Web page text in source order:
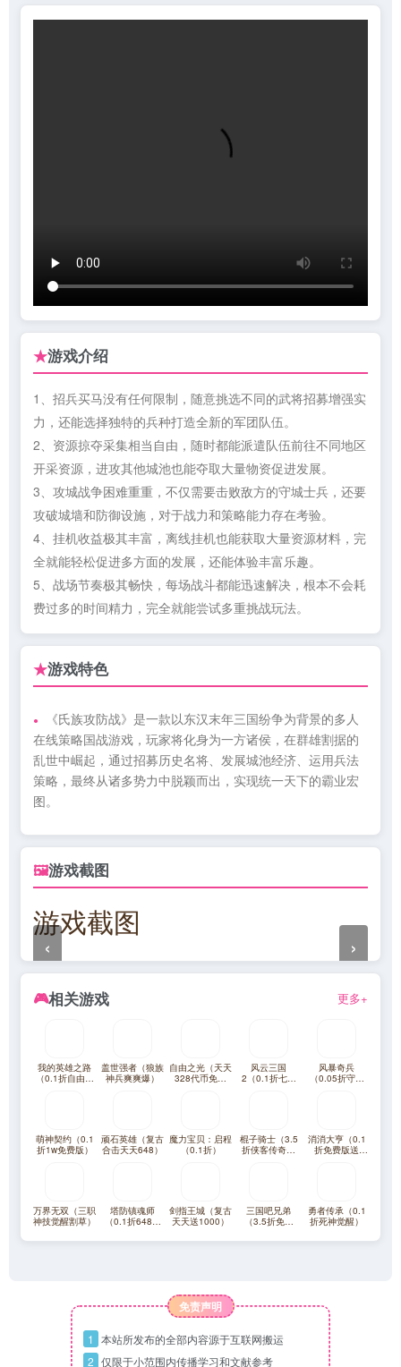
★游戏介绍
1、招兵买马没有任何限制，随意挑选不同的武将招募增强实
力，还能选择独特的兵种打造全新的军团队伍。
2、资源掠夺采集相当自由，随时都能派遣队伍前往不同地区
开采资源，进攻其他城池也能夺取大量物资促进发展。
3、攻城战争困难重重，不仅需要击败敌方的守城士兵，还要
攻破城墙和防御设施，对于战力和策略能力存在考验。
4、挂机收益极其丰富，离线挂机也能获取大量资源材料，完
全就能轻松促进多方面的发展，还能体验丰富乐趣。
5、战场节奏极其畅快，每场战斗都能迅速解决，根本不会耗
费过多的时间精力，完全就能尝试多重挑战玩法。
★游戏特色
《氏族攻防战》是一款以东汉末年三国纷争为背景的多人
在线策略国战游戏，玩家将化身为一方诸侯，在群雄割据的
乱世中崛起，通过招募历史名将、发展城池经济、运用兵法
策略，最终从诸多势力中脱颖而出，实现统一天下的霸业宏
图。
🖼游戏截图
游戏截图
‹ ›
🎮相关游戏 更多+
我的英雄之路
（0.1折自由之
盖世强者（狼族
神兵爽爽爆）
自由之光（天天
328代币免费
风云三国
2（0.1折七圣
风暴奇兵
（0.05折守护
萌神契约（0.1
折1w免费版）
顽石英雄（复古
合击天天648）
魔力宝贝：启程
（0.1折）
棍子骑士（3.5
折侠客传奇）
消消大亨（0.1
折免费版送
万界无双（三职
神技觉醒割草）
塔防镇魂师
（0.1折648福
剑指王城（复古
天天送1000）
三国吧兄弟
（3.5折免费
勇者传承（0.1
折死神觉醒）
免责声明
1 本站所发布的全部内容源于互联网搬运
2 仅限于小范围内传播学习和文献参考